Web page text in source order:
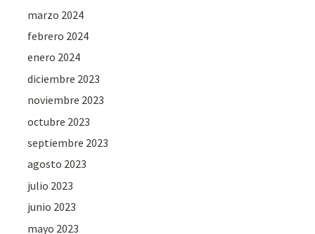
marzo 2024
febrero 2024
enero 2024
diciembre 2023
noviembre 2023
octubre 2023
septiembre 2023
agosto 2023
julio 2023
junio 2023
mayo 2023